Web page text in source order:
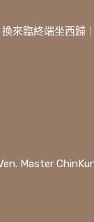
來臨終端坐西歸
Master